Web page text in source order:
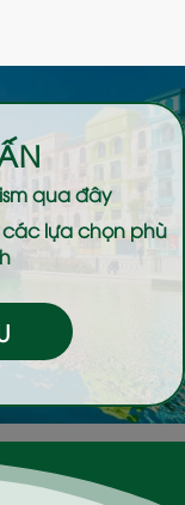
qua đây
các lựa chọn phù